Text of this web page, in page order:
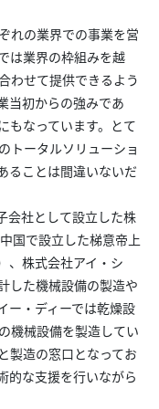
れの業界での事業を営
は業界の枠組みを越
わせて提供できるよう
当初からの強みであ
もなっています。とて
トータルソリューショ
ることは間違いないだ
会社として設立した株
国で設立した梯意帝上
、株式会社アイ・シ
した機械設備の製造や
ー・ディーでは乾燥設
機械設備を製造してい
製造の窓口となってお
的な支援を行いながら